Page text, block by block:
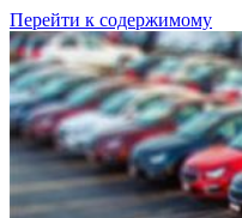
Перейти к содержимому